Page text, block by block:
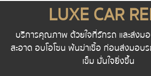
LUXE CAR
บริการคุณภาพ ด้วยใจที่รักรถ และส่งม
สะอาด อบโอโซน พ้นฆ่าเชื้อ ก่อนส่งมอ
เข็ม มั่นใจยิ่งขึ้น